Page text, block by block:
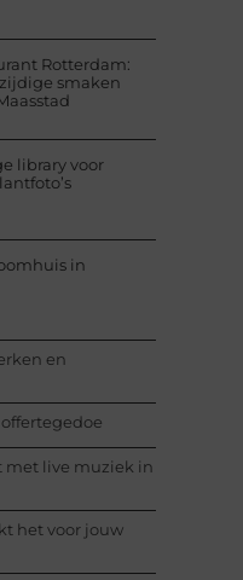
Rotterdam:
smaken
library voor
in
en
met live muziek in
het voor jouw